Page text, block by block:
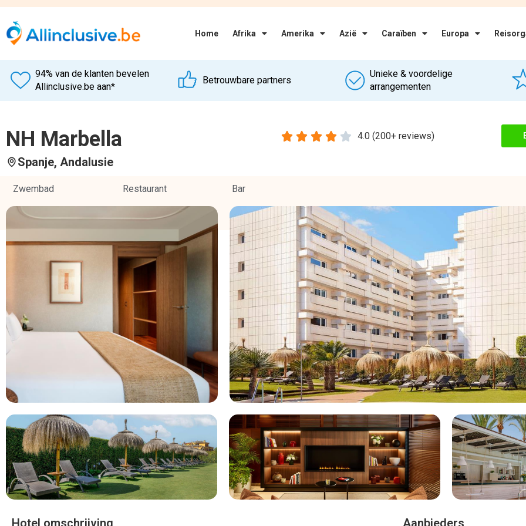
Hotel omschrijving
Dit hotel is jouw startpunt voor een relaxte Marbella trip. Met een ligging aan de Golden Mile,
tussen het centrum en Puerto Banús, zit je dicht bij het strand, winkels en restaurants. Het
hotel is recent vernieuwd en voelt fris en comfortabel aan. De kamers zijn licht en ruim, met
balkon en soms uitzicht op zee of de bergen. Zin in iets lekkers? Schuif aan voor smakelijke
mediterrane gerechten in het restaurant. Nog even relaxen? Duik in het zwembad, chill in de
tuin of pak een drankje bij de bar. Shoppen, zonnen of niks doen? Hier zit je altijd goed.
NH Marbella ligt in Marbella in Spanje NH Marbella wordt gemiddelde beoordeeld met een
8.4. Je vliegt direct op Andalusie naar de plaats Marbella, waar je allinclusive hotel NH
Marbella vindt. Het hotel is niet specifiek op kinderen gericht en beschikt over een
zwembad. Wij vergelijken de goedkoopste vakantie naar NH Marbella voor u. Bekijk de
reviews en boek direct uw vakantie.
Aanbieders
Bekijk het aanbod van alle aanbieders !